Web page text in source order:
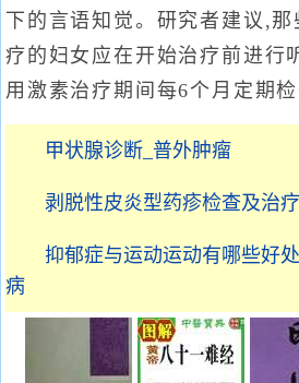
下的言语知觉。研究者建议,
疗的妇女应在开始治疗前进行
用激素治疗期间每6个月定期检
甲状腺诊断_普外肿瘤
剥脱性皮炎型药疹检查及治
抑郁症与运动运动有哪些好
病